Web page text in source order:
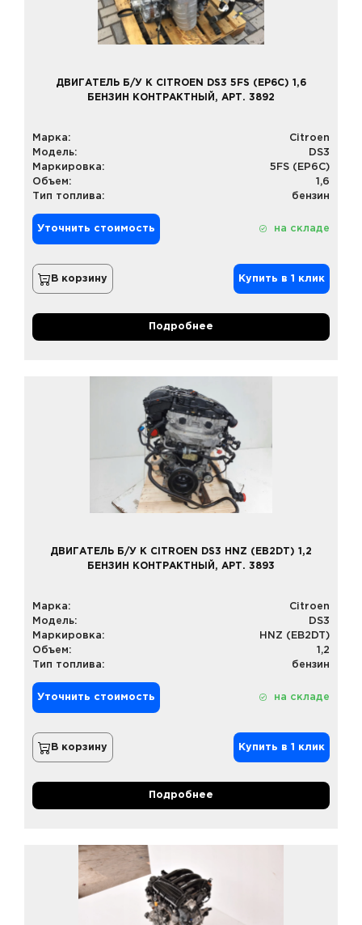
ДВИГАТЕЛЬ Б/У К CITROEN DS3 5FS (EP6C) 1,6
БЕНЗИН КОНТРАКТНЫЙ, АРТ. 3892
Марка:
Citroen
Модель:
DS3
Маркировка:
5FS (EP6C)
Объем:
1,6
Тип топлива:
бензин
Уточнить стоимость на складе
В корзину Купить в 1 клик
Подробнее
ДВИГАТЕЛЬ Б/У К CITROEN DS3 HNZ (EB2DT) 1,2
БЕНЗИН КОНТРАКТНЫЙ, АРТ. 3893
Марка:
Citroen
Модель:
DS3
Маркировка:
HNZ (EB2DT)
Объем:
1,2
Тип топлива:
бензин
Уточнить стоимость на складе
В корзину Купить в 1 клик
Подробнее